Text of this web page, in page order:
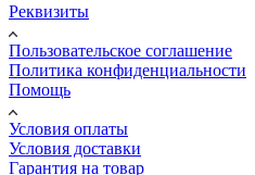
Реквизиты
Пользовательское соглашение
Политика конфиденциальности
Помощь
Условия оплаты
Условия доставки
Гарантия на товар